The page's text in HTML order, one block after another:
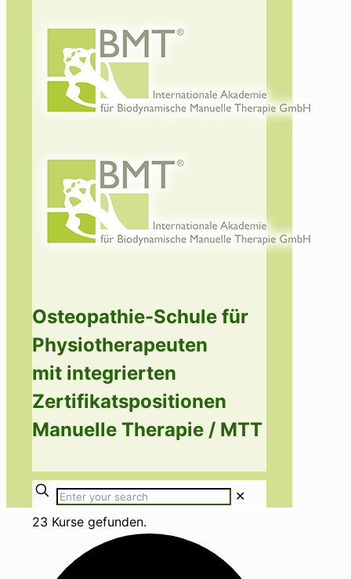
Osteopathie-Schule für
Physiotherapeuten
mit integrierten
Zertifikatspositionen
Manuelle Therapie / MTT
✕
23 Kurse gefunden.